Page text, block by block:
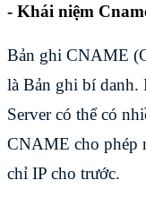
- Khái niệm
Bản ghi CNAME
là Bản ghi bí
Server có thể có
CNAME cho phép
chỉ IP cho trước.